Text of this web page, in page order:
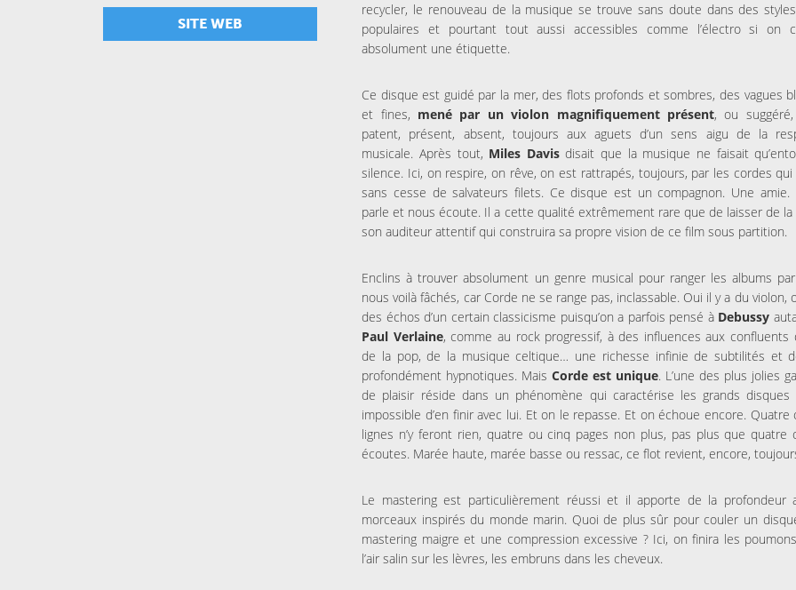
SITE WEB
recycler, le renouveau de la musique se trouve sans doute dans des
populaires et pourtant tout aussi accessibles comme l’électro si on
absolument une étiquette.
Ce disque est guidé par la mer, des flots profonds et sombres, des vagues
et fines, mené par un violon magnifiquement présent, ou
patent, présent, absent, toujours aux aguets d’un sens aigu de la
musicale. Après tout, Miles Davisdisait que la musique ne faisait
silence. Ici, on respire, on rêve, on est rattrapés, toujours, par les cordes
sans cesse de salvateurs filets. Ce disque est un compagnon. Une amie.
parle et nous écoute. Il a cette qualité extrêmement rare que de laisser de la
son auditeur attentif qui construira sa propre vision de ce film sous partition.
Enclins à trouver absolument un genre musical pour ranger les albums
nous voilà fâchés, car Corde ne se range pas, inclassable. Oui il y a du violon,
des échos d’un certain classicisme puisqu’on a parfois pensé à Debussy
Paul Verlaine, comme au rock progressif, à des influences aux confluents
de la pop, de la musique celtique… une richesse infinie de subtilités et
profondément hypnotiques. MaisCorde est unique. L’une des plus jolies
de plaisir réside dans un phénomène qui caractérise les grands
impossible d’en finir avec lui. Et on le repasse. Et on échoue encore. Quatre
lignes n’y feront rien, quatre ou cinq pages non plus, pas plus que quatre
écoutes. Marée haute, marée basse ou ressac, ce flot revient, encore,
Le mastering est particulièrement réussi et il apporte de la profondeur
morceaux inspirés du monde marin. Quoi de plus sûr pour couler un
mastering maigre et une compression excessive ? Ici, on finira les
l’air salin sur les lèvres, les embruns dans les cheveux.